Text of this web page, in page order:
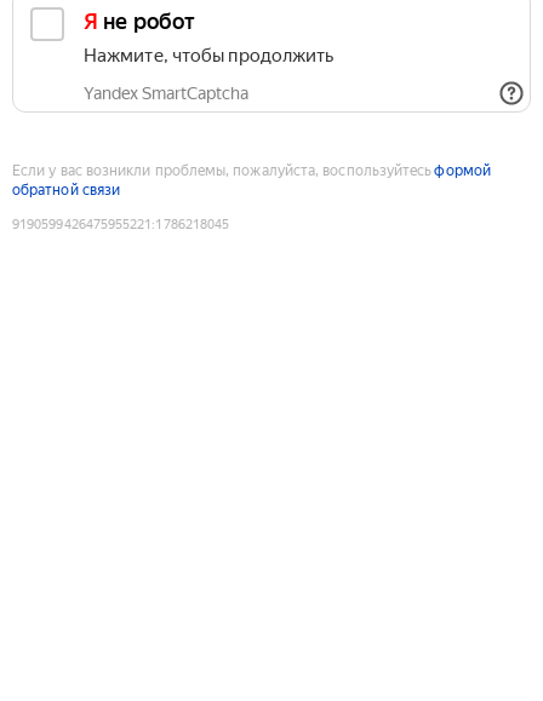
Я не робот
Нажмите, чтобы продолжить
Yandex SmartCaptcha
Если у вас возникли проблемы, пожалуйста, воспользуйтесьформой
обратной связи
9190599426475955221 :1786218045